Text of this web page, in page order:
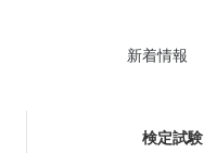
新着情報
検定試験